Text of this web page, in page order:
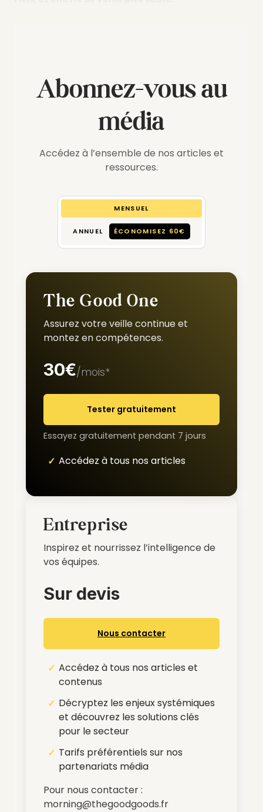
Abonnez-vous au
média
Accédez à l’ensemble de nos articles et
ressources.
MENSUEL
ANNUEL ÉCONOMISEZ 60€
The Good One
Assurez votre veille continue et
montez en compétences.
30€/mois*
Tester gratuitement
Essayez gratuitement pendant 7 jours
Accédez à tous nos articles
Entreprise
Inspirez et nourrissez l’intelligence de
vos équipes.
Sur devis
Nous contacter
Accédez à tous nos articles et
contenus
Décryptez les enjeux systémiques
et découvrez les solutions clés
pour le secteur
Tarifs préférentiels sur nos
partenariats média
Pour nous contacter :
morning@thegoodgoods.fr